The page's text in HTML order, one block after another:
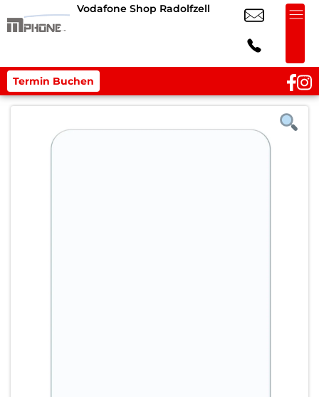
Vodafone Shop Radolfzell
Termin Buchen